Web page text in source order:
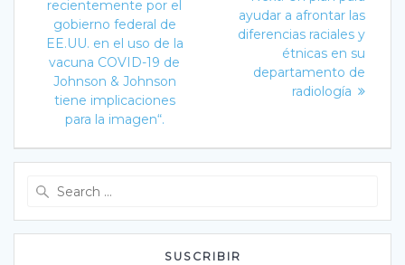
entradas
recientemente por el
gobierno federal de
EE.UU. en el uso de la
vacuna COVID-19 de
Johnson & Johnson
tiene implicaciones
para la imagen“.
post:
ayudar a afrontar las
diferencias raciales y
étnicas en su
departamento de
radiología
SUSCRIBIR